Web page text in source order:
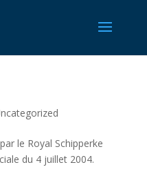
le Royal Schipperke
du 4 juillet 2004.